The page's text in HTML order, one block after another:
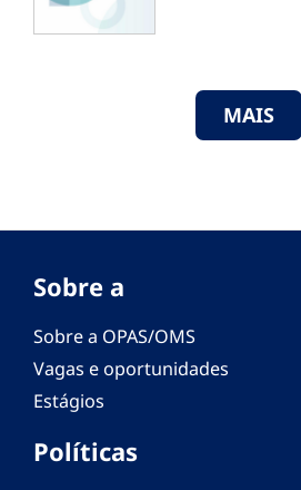
MAIS
Sobre a
Sobre a OPAS/OMS
Vagas e oportunidades
Estágios
Políticas